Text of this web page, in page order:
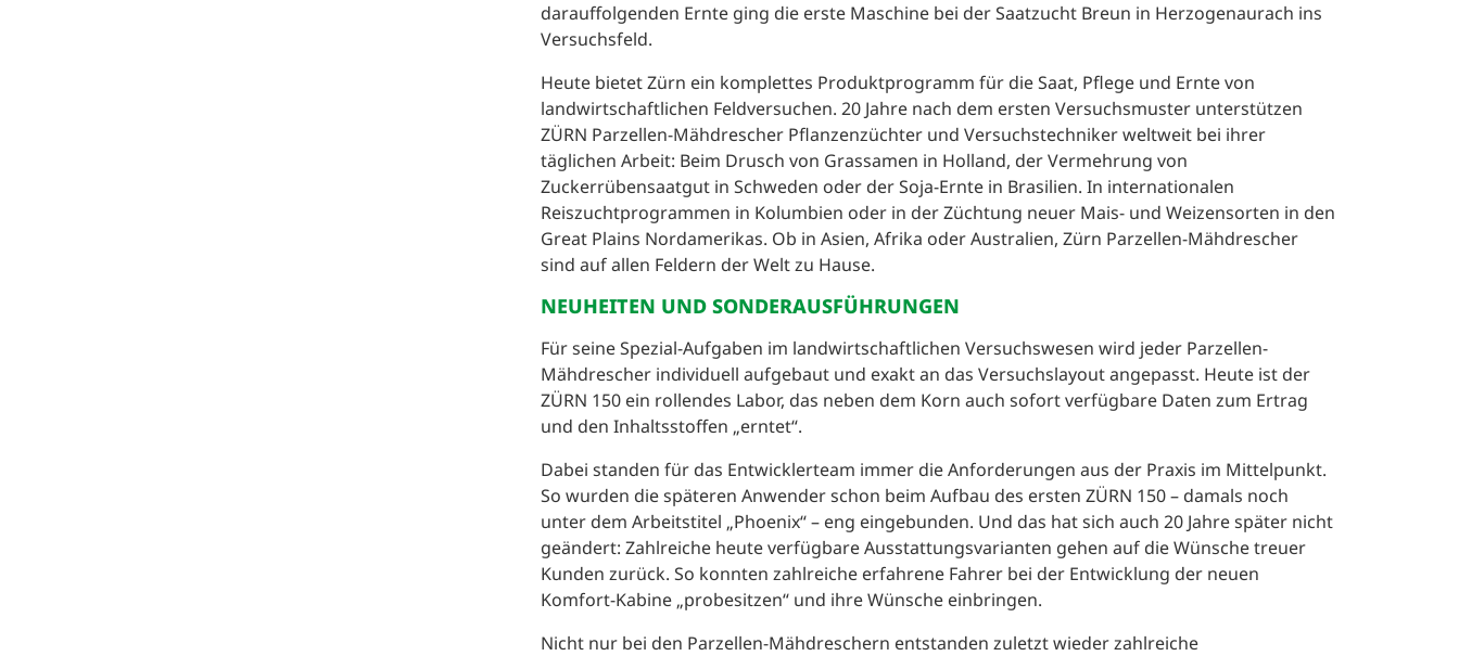
darauffolgenden Ernte ging die erste Maschine bei der Saatzucht Breun in Herzogenaurach ins
Versuchsfeld.
Heute bietet Zürn ein komplettes Produktprogramm für die Saat, Pflege und Ernte von
landwirtschaftlichen Feldversuchen. 20 Jahre nach dem ersten Versuchsmuster unterstützen
ZÜRN Parzellen-Mähdrescher Pflanzenzüchter und Versuchstechniker weltweit bei ihrer
täglichen Arbeit: Beim Drusch von Grassamen in Holland, der Vermehrung von
Zuckerrübensaatgut in Schweden oder der Soja-Ernte in Brasilien. In internationalen
Reiszuchtprogrammen in Kolumbien oder in der Züchtung neuer Mais- und Weizensorten in den
Great Plains Nordamerikas. Ob in Asien, Afrika oder Australien, Zürn Parzellen-Mähdrescher
sind auf allen Feldern der Welt zu Hause.
NEUHEITEN UND SONDERAUSFÜHRUNGEN
Für seine Spezial-Aufgaben im landwirtschaftlichen Versuchswesen wird jeder Parzellen-
Mähdrescher individuell aufgebaut und exakt an das Versuchslayout angepasst. Heute ist der
ZÜRN 150 ein rollendes Labor, das neben dem Korn auch sofort verfügbare Daten zum Ertrag
und den Inhaltsstoffen „erntet“.
Dabei standen für das Entwicklerteam immer die Anforderungen aus der Praxis im Mittelpunkt.
So wurden die späteren Anwender schon beim Aufbau des ersten ZÜRN 150 – damals noch
unter dem Arbeitstitel „Phoenix“ – eng eingebunden. Und das hat sich auch 20 Jahre später nicht
geändert: Zahlreiche heute verfügbare Ausstattungsvarianten gehen auf die Wünsche treuer
Kunden zurück. So konnten zahlreiche erfahrene Fahrer bei der Entwicklung der neuen
Komfort-Kabine „probesitzen“ und ihre Wünsche einbringen.
Nicht nur bei den Parzellen-Mähdreschern entstanden zuletzt wieder zahlreiche